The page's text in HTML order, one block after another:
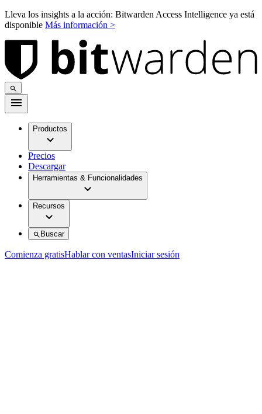
Lleva los insights a la acción: Bitwarden Access Intelligence ya está
disponible Más información >
Productos
Precios
Descargar
Herramientas & Funcionalidades
Recursos
Buscar
Comienza gratisHablar con ventasIniciar sesión